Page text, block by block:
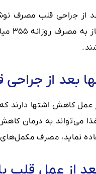
بعد از جراحی قلب مصرف
بعد از جراحی
از عمل کاهش اشتها
می‌تواند به درمان
نماید، مصرف
از عمل قلب